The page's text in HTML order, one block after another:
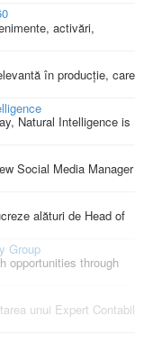
activări,
în producție, care
Natural Intelligence is
Social Media Manager
alături de Head of
Group
opportunities through
unui Expert Contabil